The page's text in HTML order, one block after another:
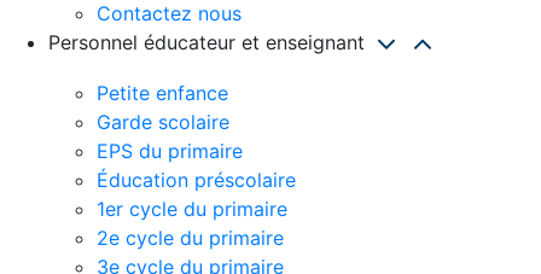
Contactez nous
Personnel éducateur et enseignant
Petite enfance
Garde scolaire
EPS du primaire
Éducation préscolaire
1er cycle du primaire
2e cycle du primaire
3e cycle du primaire